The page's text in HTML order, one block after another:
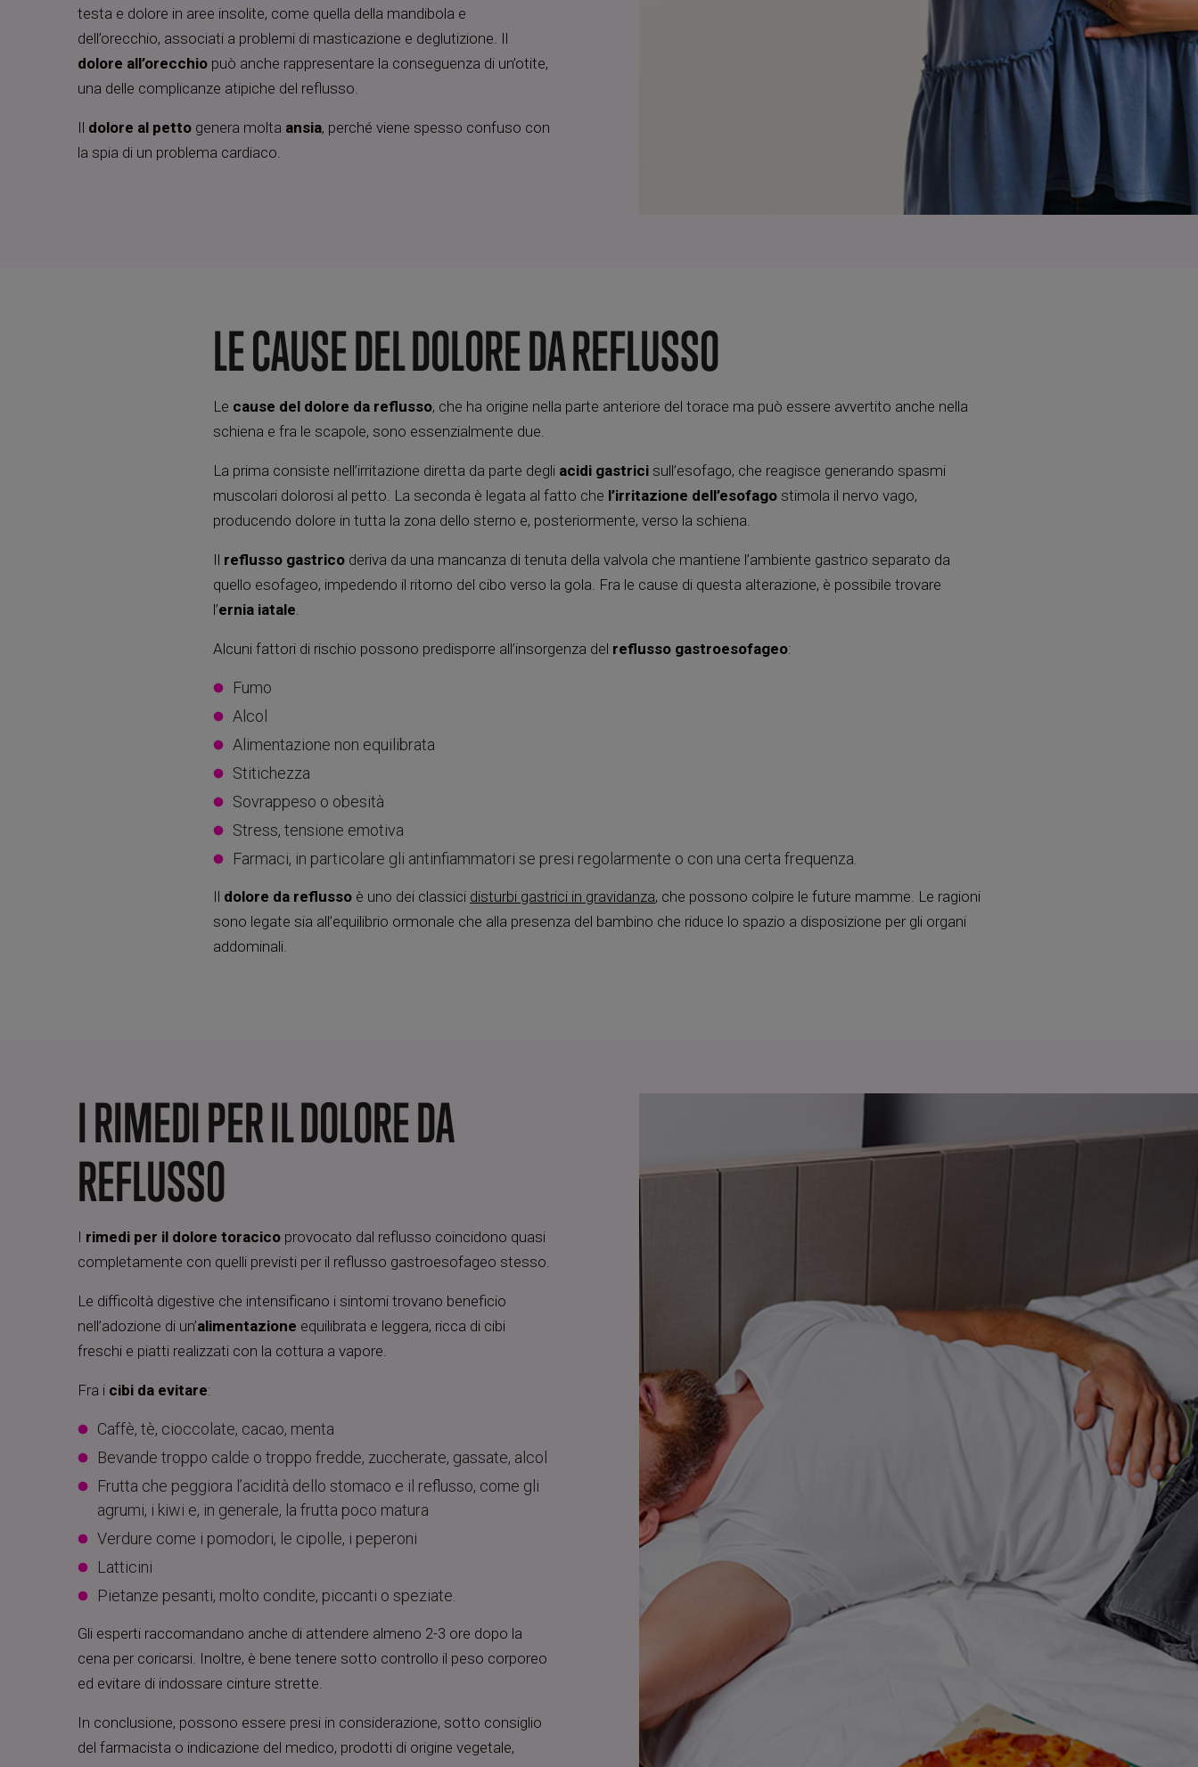
testa e dolore in aree insolite, come quella della mandibola e
dell’orecchio, associati a problemi di masticazione e deglutizione. Il
dolore all’orecchio può anche rappresentare la conseguenza di un’otite,
una delle complicanze atipiche del reflusso.
Il dolore al petto genera molta ansia, perché viene spesso confuso con
la spia di un problema cardiaco.
LE CAUSE DEL DOLORE DA REFLUSSO
Le cause del dolore da reflusso, che ha origine nella parte anteriore del torace ma può essere avvertito anche nella
schiena e fra le scapole, sono essenzialmente due.
La prima consiste nell’irritazione diretta da parte degli acidi gastrici sull’esofago, che reagisce generando spasmi
muscolari dolorosi al petto. La seconda è legata al fatto che l’irritazione dell’esofago stimola il nervo vago,
producendo dolore in tutta la zona dello sterno e, posteriormente, verso la schiena.
Il reflusso gastrico deriva da una mancanza di tenuta della valvola che mantiene l’ambiente gastrico separato da
quello esofageo, impedendo il ritorno del cibo verso la gola. Fra le cause di questa alterazione, è possibile trovare
l’ernia iatale
Alcuni fattori di rischio possono predisporre all’insorgenza del reflusso gastroesofageo:
Fumo
Alcol
Alimentazione non equilibrata
Stitichezza
Sovrappeso o obesità
Stress, tensione emotiva
Farmaci, in particolare gli antinfiammatori se presi regolarmente o con una certa frequenza.
Il dolore da reflusso è uno dei classici disturbi gastrici in gravidanza, che possono colpire le future mamme. Le ragioni
sono legate sia all’equilibrio ormonale che alla presenza del bambino che riduce lo spazio a disposizione per gli organi
addominali.
I RIMEDI PER IL DOLORE DA
REFLUSSO
I rimedi per il dolore toracico provocato dal reflusso coincidono quasi
completamente con quelli previsti per il reflusso gastroesofageo stesso.
Le difficoltà digestive che intensificano i sintomi trovano beneficio
nell’adozione di un’alimentazione equilibrata e leggera, ricca di cibi
freschi e piatti realizzati con la cottura a vapore.
Fra i cibi da evitare:
Caffè, tè, cioccolate, cacao, menta
Bevande troppo calde o troppo fredde, zuccherate, gassate, alcol
Frutta che peggiora l’acidità dello stomaco e il reflusso, come gli
agrumi, i kiwi e, in generale, la frutta poco matura
Verdure come i pomodori, le cipolle, i peperoni
Latticini
Pietanze pesanti, molto condite, piccanti o speziate.
Gli esperti raccomandano anche di attendere almeno 2-3 ore dopo la
cena per coricarsi. Inoltre, è bene tenere sotto controllo il peso corporeo
ed evitare di indossare cinture strette.
In conclusione, possono essere presi in considerazione, sotto consiglio
del farmacista o indicazione del medico, prodotti di origine vegetale,